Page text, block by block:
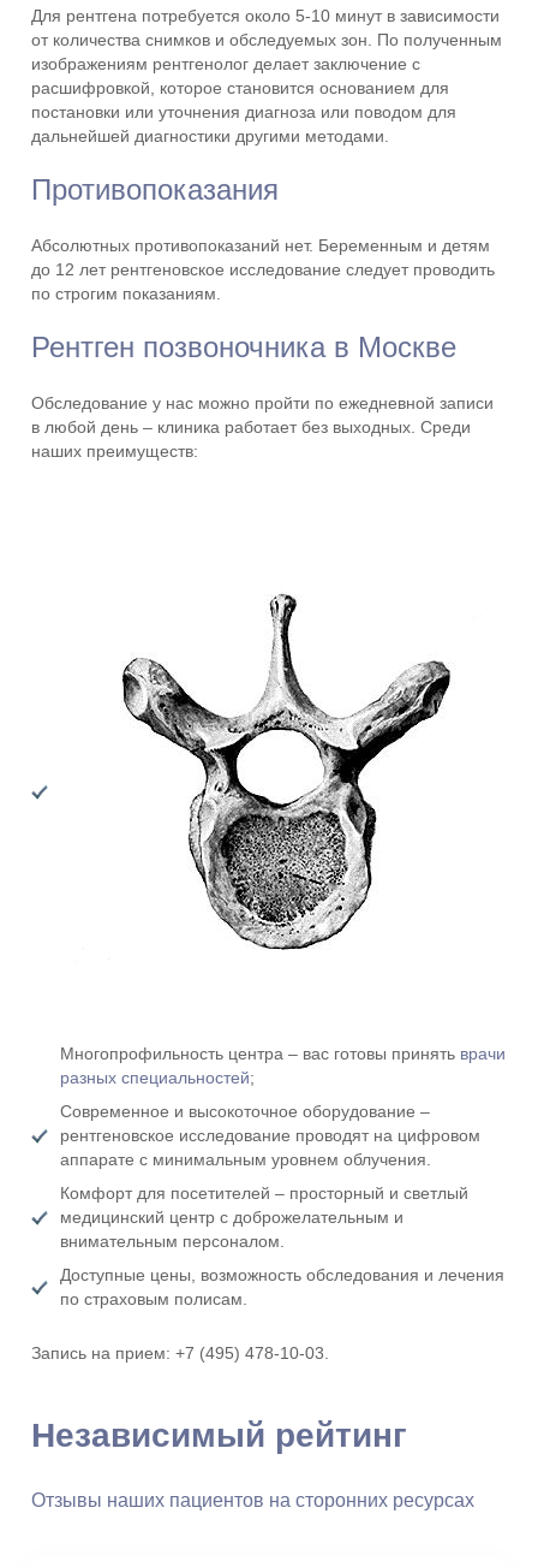
Для рентгена потребуется около 5-10 минут в зависимости
от количества снимков и обследуемых зон. По полученным
изображениям рентгенолог делает заключение с
расшифровкой, которое становится основанием для
постановки или уточнения диагноза или поводом для
дальнейшей диагностики другими методами.
Противопоказания
Абсолютных противопоказаний нет. Беременным и детям
до 12 лет рентгеновское исследование следует проводить
по строгим показаниям.
Рентген позвоночника в Москве
Обследование у нас можно пройти по ежедневной записи
в любой день – клиника работает без выходных. Среди
наших преимуществ:
Многопрофильность центра – вас готовы принять врачи
разных специальностей;
Современное и высокоточное оборудование –
рентгеновское исследование проводят на цифровом
аппарате с минимальным уровнем облучения.
Комфорт для посетителей – просторный и светлый
медицинский центр с доброжелательным и
внимательным персоналом.
Доступные цены, возможность обследования и лечения
по страховым полисам.
Запись на прием: +7 (495) 478-10-03.
Независимый рейтинг
Отзывы наших пациентов на сторонних ресурсах